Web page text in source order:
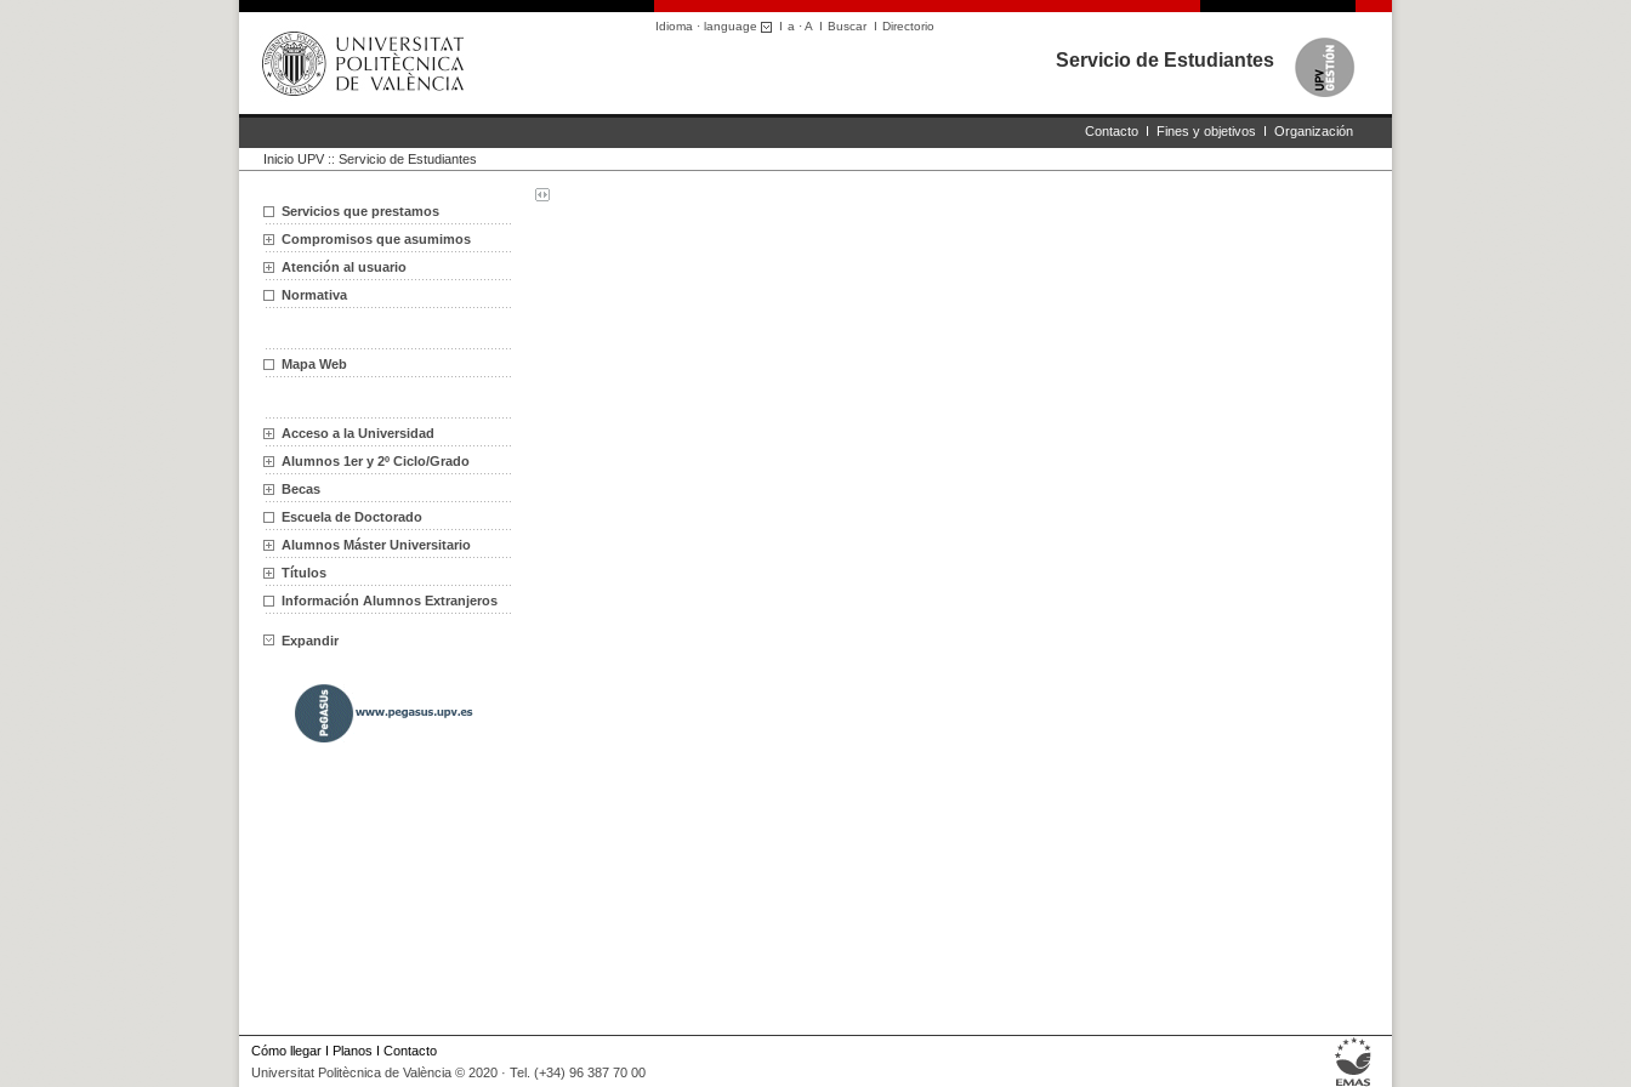
Idioma · language I a ·A I BuscarI Directorio
Servicio de Estudiantes
Contacto I Fines y objetivos I Organización
Inicio UPV :: Servicio de Estudiantes
Servicios que prestamos
Compromisos que asumimos
Atención al usuario
Normativa
Mapa Web
Acceso a la Universidad
Alumnos 1er y 2º Ciclo/Grado
Becas
Escuela de Doctorado
Alumnos Máster Universitario
Títulos
Información Alumnos Extranjeros
Expandir
Cómo llegar I Planos I Contacto
Universitat Politècnica de València © 2020 · Tel. (+34) 96 387 70 00